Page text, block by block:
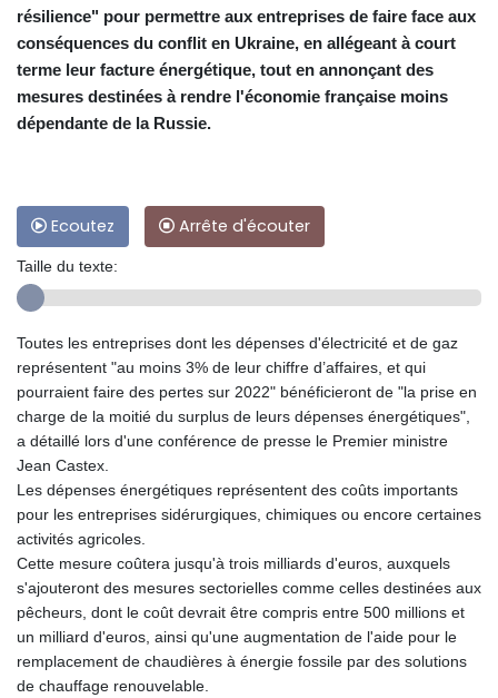
résilience" pour permettre aux entreprises de faire face aux
conséquences du conflit en Ukraine, en allégeant à court
terme leur facture énergétique, tout en annonçant des
mesures destinées à rendre l'économie française moins
dépendante de la Russie.
Ecoutez Arrête d'écouter
Taille du texte:
Toutes les entreprises dont les dépenses d'électricité et de gaz
représentent "au moins 3% de leur chiffre d’affaires, et qui
pourraient faire des pertes sur 2022" bénéficieront de "la prise en
charge de la moitié du surplus de leurs dépenses énergétiques",
a détaillé lors d'une conférence de presse le Premier ministre
Jean Castex.
Les dépenses énergétiques représentent des coûts importants
pour les entreprises sidérurgiques, chimiques ou encore certaines
activités agricoles.
Cette mesure coûtera jusqu'à trois milliards d'euros, auxquels
s'ajouteront des mesures sectorielles comme celles destinées aux
pêcheurs, dont le coût devrait être compris entre 500 millions et
un milliard d'euros, ainsi qu'une augmentation de l'aide pour le
remplacement de chaudières à énergie fossile par des solutions
de chauffage renouvelable.